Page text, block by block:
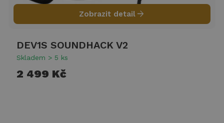
Zobrazit detailarrow_forward
DEV1S SOUNDHACK V2
Skladem > 5 ks
2 499 Kč